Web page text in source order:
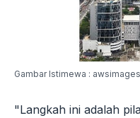
Gambar Istimewa :
"Langkah ini adalah